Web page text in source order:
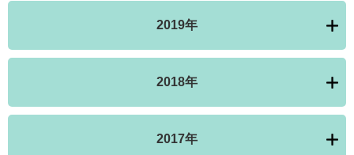
2019年
2018年
2017年